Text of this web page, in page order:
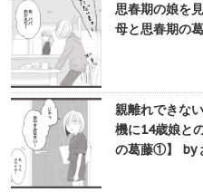
思春期の娘を
母と思春期の
親離れできな
機に14歳娘と
の葛藤①】 by